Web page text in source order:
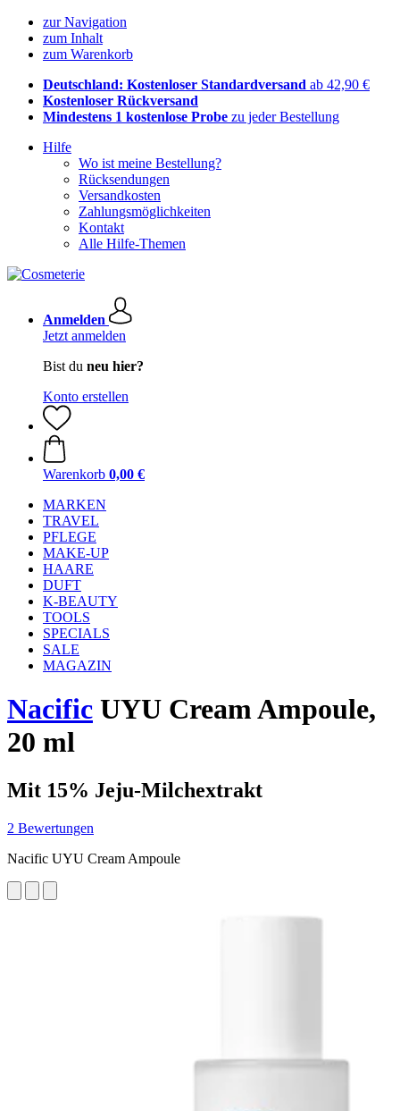
zur Navigation
zum Inhalt
zum Warenkorb
Deutschland: Kostenloser Standardversand ab 42,90 €
Kostenloser Rückversand
Mindestens 1 kostenlose Probe zu jeder Bestellung
Hilfe
Wo ist meine Bestellung?
Rücksendungen
Versandkosten
Zahlungsmöglichkeiten
Kontakt
Alle Hilfe-Themen
Anmelden
Jetzt anmelden
Bist du neu hier?
Konto erstellen
Warenkorb 0,00 €
MARKEN
TRAVEL
PFLEGE
MAKE-UP
HAARE
DUFT
K-BEAUTY
TOOLS
SPECIALS
SALE
MAGAZIN
Nacific UYU Cream Ampoule,
20 ml
Mit 15% Jeju-Milchextrakt
2 Bewertungen
Nacific UYU Cream Ampoule